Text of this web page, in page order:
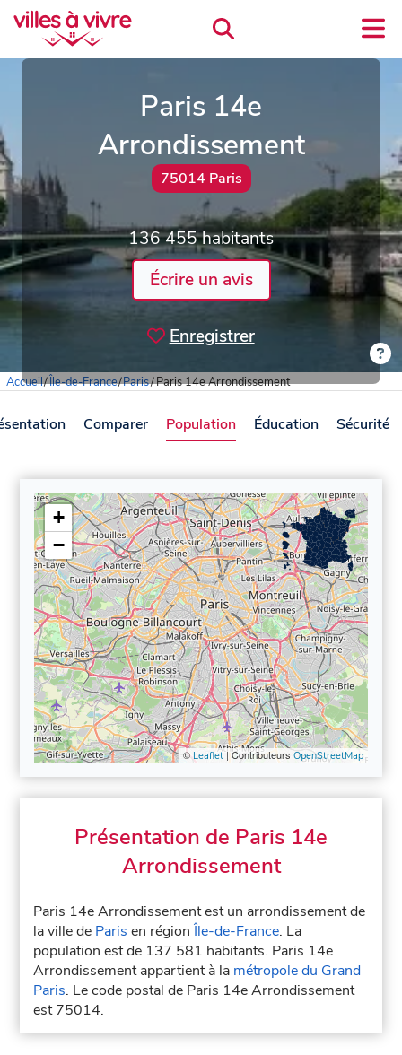
Paris 14e
Arrondissement
75014 Paris
136 455 habitants
Écrire un avis
Enregistrer
Accueil/Île-de-France/Paris/Paris 14e Arrondissement
Comparer Population Éducation Sécurité
+
−
©Leaflet| Contributeurs OpenStreetMap
Présentation de Paris 14e
Arrondissement
Paris 14e Arrondissement est un arrondissement de
la ville de Paris en régionÎle-de-France. La
population est de 137 581 habitants. Paris 14e
Arrondissement appartient à la métropole du Grand
Paris. Le code postal de Paris 14e Arrondissement
est 75014.